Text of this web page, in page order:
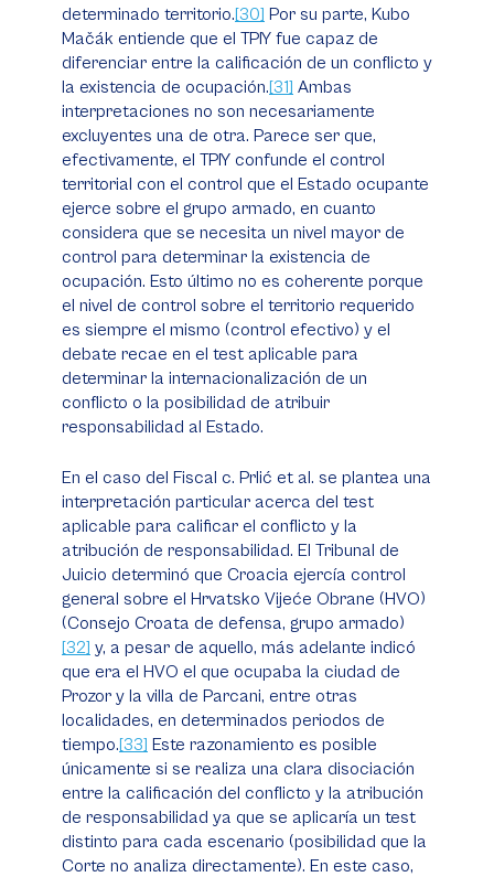
determinado territorio.[30] Por su parte, Kubo
Mačák entiende que el TPIY fue capaz de
diferenciar entre la calificación de un conflicto y
la existencia de ocupación.[31] Ambas
interpretaciones no son necesariamente
excluyentes una de otra. Parece ser que,
efectivamente, el TPIY confunde el control
territorial con el control que el Estado ocupante
ejerce sobre el grupo armado, en cuanto
considera que se necesita un nivel mayor de
control para determinar la existencia de
ocupación. Esto último no es coherente porque
el nivel de control sobre el territorio requerido
es siempre el mismo (control efectivo) y el
debate recae en el test aplicable para
determinar la internacionalización de un
conflicto o la posibilidad de atribuir
responsabilidad al Estado.
En el caso del Fiscal c. Prlić et al. se plantea una
interpretación particular acerca del test
aplicable para calificar el conflicto y la
atribución de responsabilidad. El Tribunal de
Juicio determinó que Croacia ejercía control
general sobre el Hrvatsko Vijeće Obrane (HVO)
(Consejo Croata de defensa, grupo armado)
[32] y, a pesar de aquello, más adelante indicó
que era el HVO el que ocupaba la ciudad de
Prozor y la villa de Parcani, entre otras
localidades, en determinados periodos de
tiempo.[33] Este razonamiento es posible
únicamente si se realiza una clara disociación
entre la calificación del conflicto y la atribución
de responsabilidad ya que se aplicaría un test
distinto para cada escenario (posibilidad que la
Corte no analiza directamente). En este caso,